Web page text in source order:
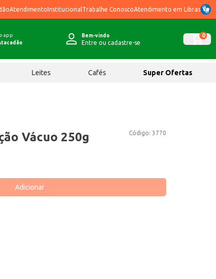
AtendimentoInstitucional Trabalhe ConoscoAtendimento em Libras
app
Bem-vindo
Entre ou cadastre-se
0
Leites Cafés Super Ofertas
Código: 3770
Vácuo 250g
Adicionar